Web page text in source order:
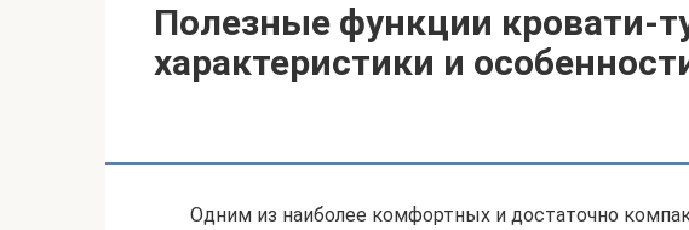
Полезные функции кровати-
характеристики и
Одним из наиболее комфортных и достаточно